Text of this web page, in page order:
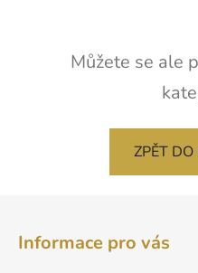
Můžete se ale
ZPĚT
Informace pro vás